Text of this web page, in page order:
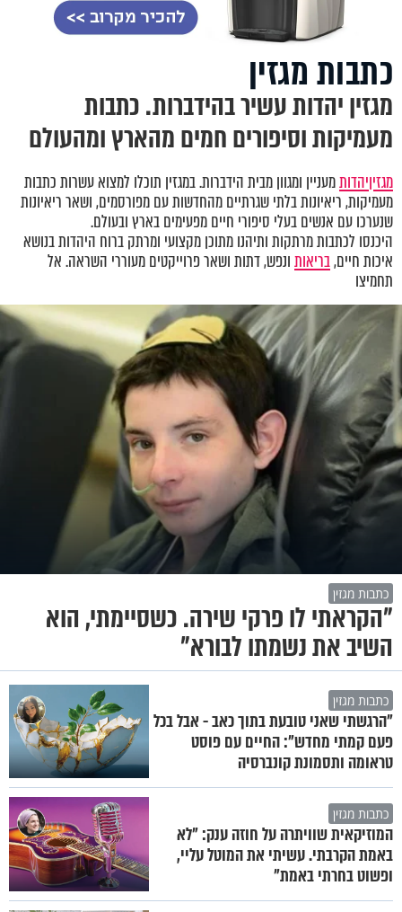
כתבות מגזין
מגזין יהדות עשיר בהידברות. כתבות
מעמיקות וסיפורים חמים מהארץ ומהעולם
מגזיןיהדותמעניין ומגוון מבית הידברות. במגזין תוכלו למצוא עשרות כתבות
מעמיקות, ריאיונות בלתי שגרתיים מהחדשות עם מפורסמים, ושאר ריאיונות
שנערכו עם אנשים בעלי סיפורי חיים מפעימים בארץ ובעולם.
היכנסו לכתבות מרתקות ותיהנו מתוכן מקצועי ומרתק ברוח היהדות בנושא
איכות חיים,בריאותונפש, דתות ושאר פרוייקטים מעוררי השראה. אל
תחמיצו
כתבות מגזין
"הקראתי לו פרקי שירה. כשסיימתי, הוא
השיב את נשמתו לבורא"
כתבות מגזין
"הרגשתי שאני טובעת בתוך כאב - אבל בכל
פעם קמתי מחדש": החיים עם פוסט
טראומה ותסמונת קונברסיה
כתבות מגזין
המוזיקאית שוויתרה על חוזה ענק: "לא
באמת הקרבתי. עשיתי את המוטל עליי,
ופשוט בחרתי באמת"